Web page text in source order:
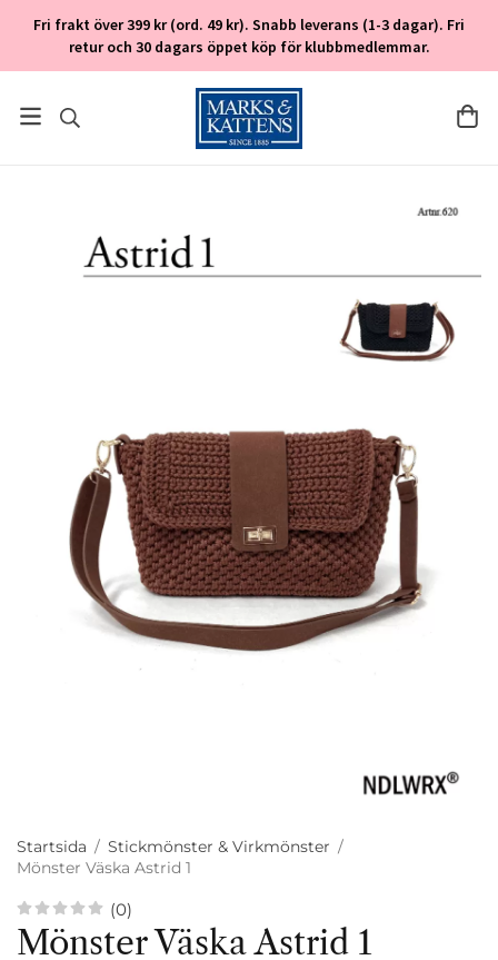
Fri frakt över 399 kr (ord. 49 kr). Snabb leverans (1-3 dagar). Fri
retur och 30 dagars öppet köp för klubbmedlemmar.
Startsida / Stickmönster & Virkmönster /
Mönster Väska Astrid 1
(0)
Mönster Väska Astrid 1